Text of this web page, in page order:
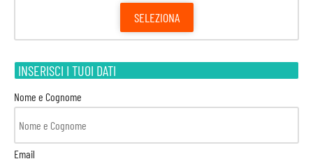
SELEZIONA
INSERISCI I TUOI DATI
Nome e Cognome
Email